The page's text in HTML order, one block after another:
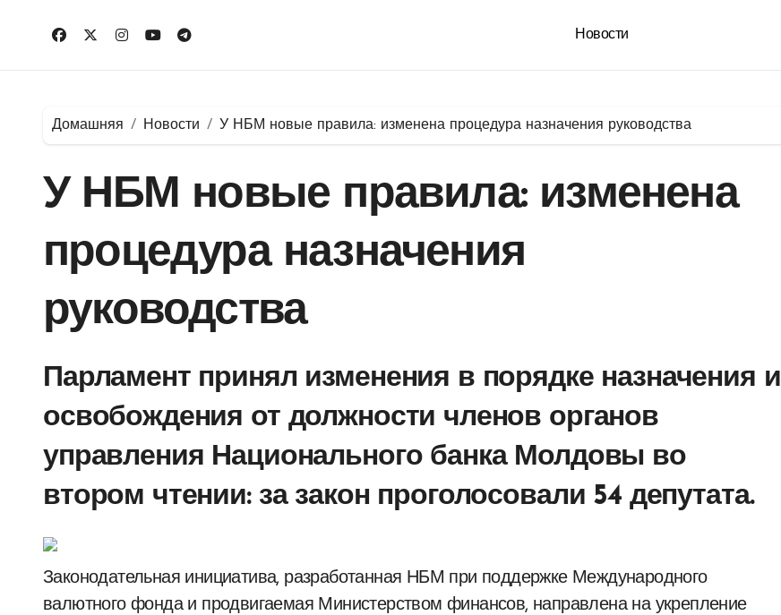
Новости
Домашняя Новости У НБМ новые правила: изменена процедура назначения руководства
У НБМ новые правила: изменена
процедура назначения
руководства
Парламент принял изменения в порядке назначения и
освобождения от должности членов органов
управления Национального банка Молдовы во
втором чтении: за закон проголосовали 54 депутата.
Законодательная инициатива, разработанная НБМ при поддержке Международного
валютного фонда и продвигаемая Министерством финансов, направлена на укрепление